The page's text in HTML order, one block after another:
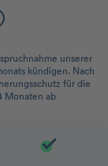
unserer
kündigen. Nach
für die
Monaten ab